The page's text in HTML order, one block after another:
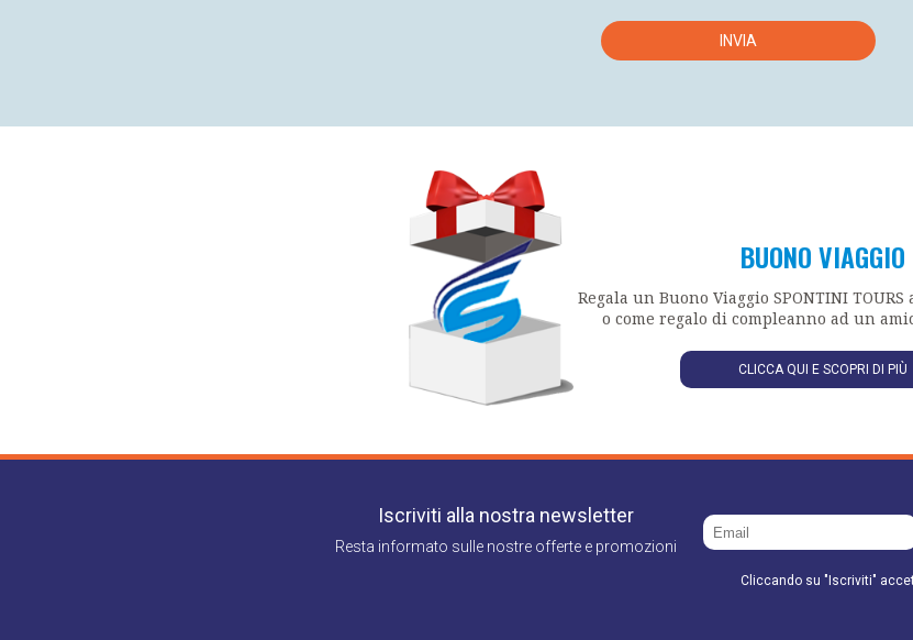
conservati in una forma che consenta l'identificazione degli interessati per un arco di tempo non superiore al
trattati in maniera da garantire un'adeguata sicurezza dei dati personali, compresa la protezione, mediante
non autorizzati o illeciti e dalla perdita, dalla distruzione o dal danno accidentali. Il conferimento dei dati si
diffusione e saranno conservati solamente per il tempo strettamente necessario alla realizzazione delle
come interessato Lei ha il diritto di accedere, rettificare, cancellare, limitare, opporsi al trattamento oltre alla
senza pregiudicare la liceità del trattamento e di proporre reclamo all'Autorità secondo quanto previsto dagli
relativa richiesta al Titolare del Trattamento.
INVIA
BUONO VIAGGIO
Regala un Buono Viaggio SPONTINI
o come regalo di compleanno ad un
CLICCA QUI E SCOPRI DI PIÙ
Iscriviti alla nostra newsletter
Resta informato sulle nostre offerte e promozioni
Cliccando su "Iscriviti"